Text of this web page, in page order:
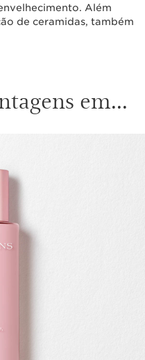
Além
de ceramidas, também
em...